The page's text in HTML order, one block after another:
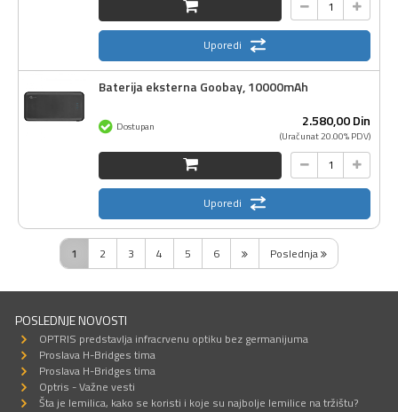
Uporedi
Baterija eksterna Goobay, 10000mAh
2.580,00Din
(Uračunat 20.00% PDV)
Dostupan
Uporedi
1 2 3 4 5 6 Poslednja
POSLEDNJE NOVOSTI
OPTRIS predstavlja infracrvenu optiku bez germanijuma
Proslava H-Bridges tima
Proslava H-Bridges tima
Optris - Važne vesti
Šta je lemilica, kako se koristi i koje su najbolje lemilice na tržištu?